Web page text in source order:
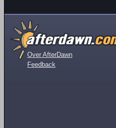
Over AfterDawn
Feedback